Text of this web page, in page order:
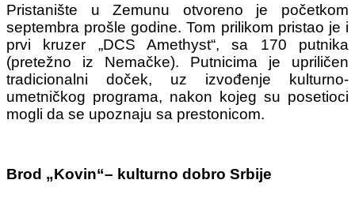
Pristanište u Zemunu otvoreno je početkom
septembra prošle godine.Tom prilikom pristao je i
prvi kruzer „DCS Amethyst“, sa 170 putnika
(pretežno iz Nemačke). Putnicima je upriličen
tradicionalni doček, uz izvođenje kulturno-
umetničkog programa, nakon kojeg su posetioci
mogli da se upoznaju sa prestonicom.
Brod „Kovin“– kulturno dobro Srbije